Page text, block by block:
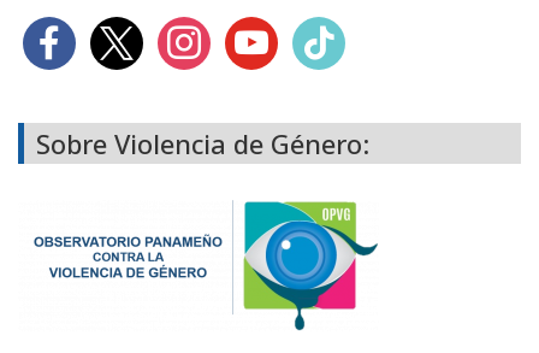
Sobre Violencia de Género: